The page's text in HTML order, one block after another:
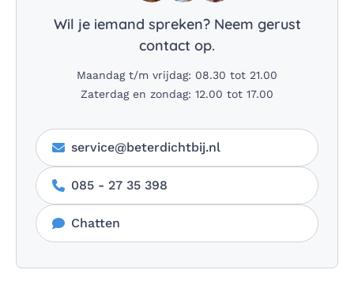
Wil je iemand spreken? Neem gerust
contact op.
Maandag t/m vrijdag: 08.30 tot 21.00
Zaterdag en zondag: 12.00 tot 17.00
service@beterdichtbij.nl
085 - 27 35 398
Chatten